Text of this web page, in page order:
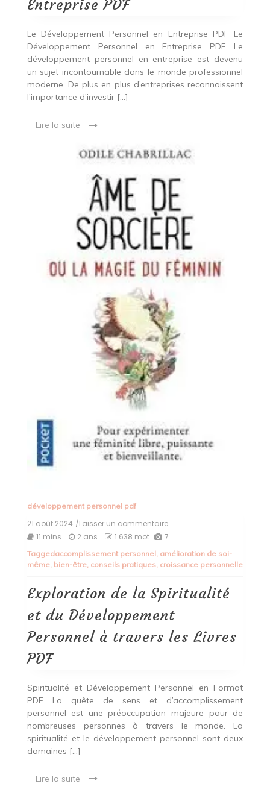
Entreprise PDF
Le Développement Personnel en Entreprise PDF Le
Développement Personnel en Entreprise PDF Le
développement personnel en entreprise est devenu
un sujet incontournable dans le monde professionnel
moderne. De plus en plus d’entreprises reconnaissent
l’importance d’investir […]
Lire la suite
développement personnel pdf
21 août 2024 /Laisser un commentaireon
Exploration
la
Spiritualité
du
Développement
Personnel
à
travers
les
11 mins 2 ans 1 638 mot 7
Taggedaccomplissement personnel, amélioration de soi-
même, bien-être, conseils pratiques, croissance personnelle
Exploration de la Spiritualité
et du Développement
Personnel à travers les Livres
PDF
Spiritualité et Développement Personnel en Format
PDF La quête de sens et d’accomplissement
personnel est une préoccupation majeure pour de
nombreuses personnes à travers le monde. La
spiritualité et le développement personnel sont deux
domaines […]
Lire la suite